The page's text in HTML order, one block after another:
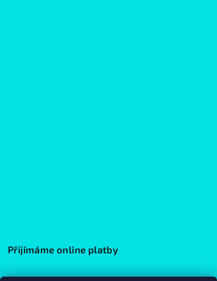
Přijímáme online platby